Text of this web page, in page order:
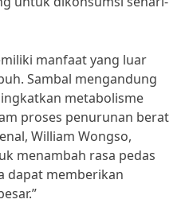
manfaat yang luar
Sambal mengandung
metabolisme
proses penurunan berat
William Wongso,
menambah rasa pedas
dapat memberikan